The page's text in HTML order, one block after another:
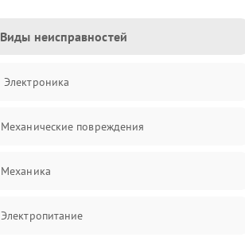
Виды неисправностей
Электроника
Механические повреждения
Механика
Электропитание